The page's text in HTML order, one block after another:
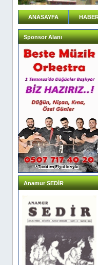
ANASAYFA
Sponsor Alanı
Anamur SEDİR